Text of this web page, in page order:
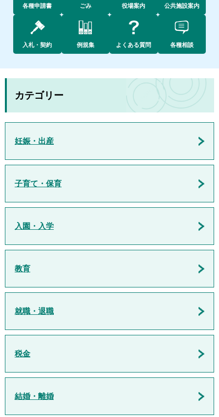
各種申請書 ごみ 役場案内 公共施設案内
入札・契約 例規集 よくある質問 各種相談
カテゴリー
妊娠・出産
子育て・保育
入園・入学
教育
就職・退職
税金
結婚・離婚